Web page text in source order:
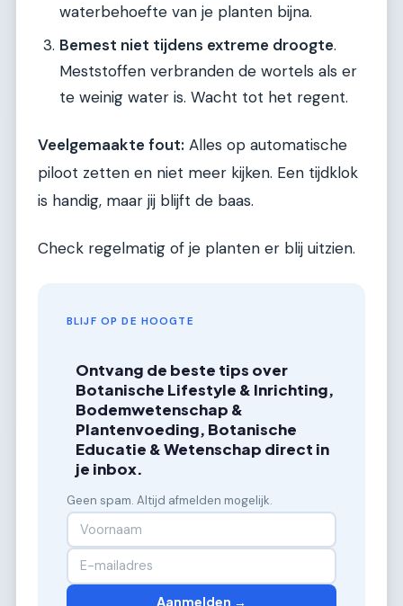
waterbehoefte van je planten bijna.
Bemest niet tijdens extreme droogte.
Meststoffen verbranden de wortels als er
te weinig water is. Wacht tot het regent.
Veelgemaakte fout: Alles op automatische
piloot zetten en niet meer kijken. Een tijdklok
is handig, maar jij blijft de baas.
Check regelmatig of je planten er blij uitzien.
BLIJF OP DE HOOGTE
Ontvang de beste tips over
Botanische Lifestyle & Inrichting,
Bodemwetenschap &
Plantenvoeding, Botanische
Educatie & Wetenschap direct in
je inbox.
Geen spam. Altijd afmelden mogelijk.
Aanmelden →